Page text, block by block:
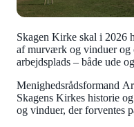
Skagen Kirke skal i 2026
af murværk og vinduer og
arbejdsplads – både ude
Menighedsrådsformand
Skagens Kirkes historie
og vinduer, der forventes